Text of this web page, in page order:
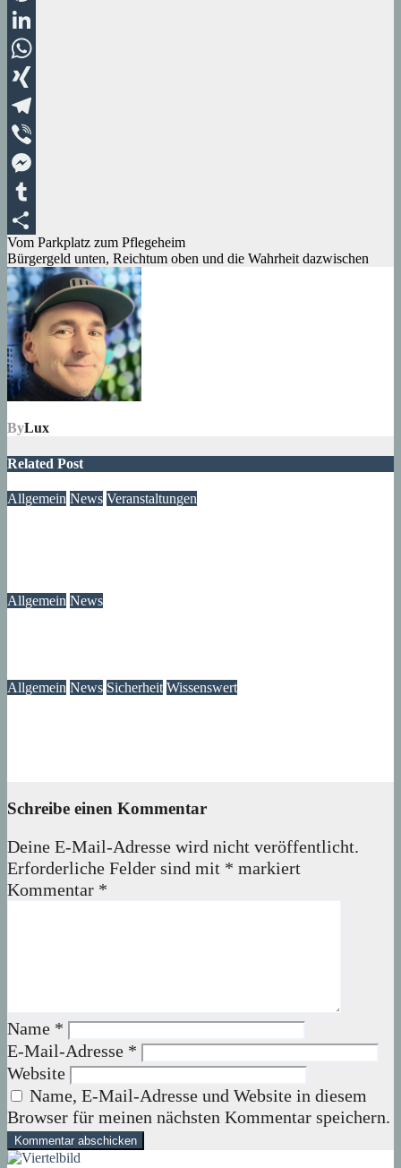
Pinterest
LinkedIn
WhatsApp
XING
Telegram
Viber
Messenger
Tumblr
Teilen
Beitragsnavigation
Vom Parkplatz zum Pflegeheim
Bürgergeld unten, Reichtum oben und die Wahrheit dazwischen
ByLux
Related Post
Allgemein News Veranstaltungen
Allgemein News
Allgemein News Sicherheit Wissenswert
Schreibe einen Kommentar
Deine E-Mail-Adresse wird nicht veröffentlicht.
Erforderliche Felder sind mit * markiert
Kommentar *
Name *
E-Mail-Adresse *
Website
Name, E-Mail-Adresse und Website in diesem
Browser für meinen nächsten Kommentar speichern.